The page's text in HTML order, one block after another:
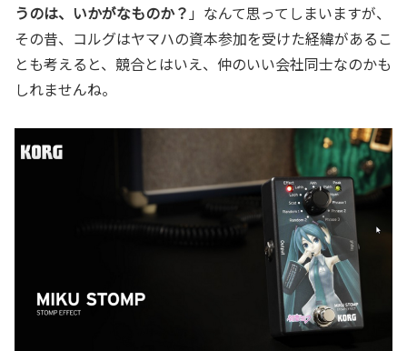
うのは、いかがなものか？ 」なんて思ってしまいますが、
その昔、コルグはヤマハの資本参加を受けた経緯があるこ
とも考えると、競合とはいえ、仲のいい会社同士なのかも
しれませんね。